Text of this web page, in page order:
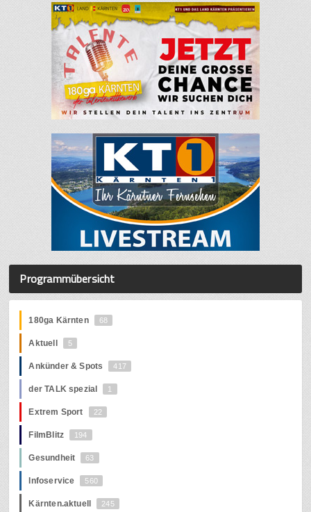
Programmübersicht
180ga Kärnten 68
Aktuell 5
Ankünder & Spots 417
der TALK spezial 1
Extrem Sport 22
FilmBlitz 194
Gesundheit 63
Infoservice 560
Kärnten.aktuell 245